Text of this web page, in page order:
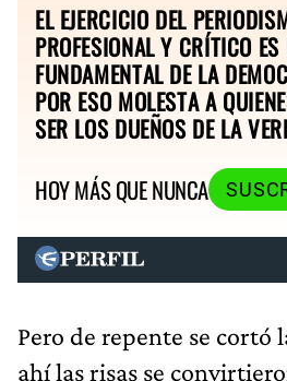
EL EJERCICIO DEL
PROFESIONAL Y CRÍTICO
FUNDAMENTAL DE LA
POR ESO MOLESTA A
SER LOS DUEÑOS DE LA
HOY MÁS QUE NUNCA
Pero de repente se cortó
ahí las risas se